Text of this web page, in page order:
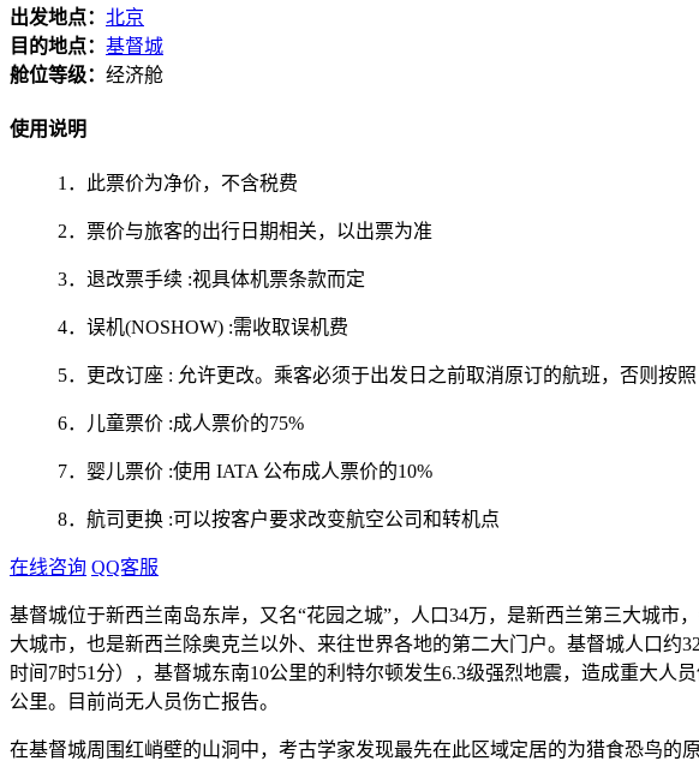
出发地点： 北京
目的地点： 基督城
舱位等级： 经济舱
使用说明
1．此票价为净价，不含税费
2．票价与旅客的出行日期相关，以出票为准
3．退改票手续 :视具体机票条款而定
4．误机(NOSHOW) :需收取误机费
5．更改订座 : 允许更改。乘客必须于出发日之前取消原订的航班，否则按
6．儿童票价 :成人票价的75%
7．婴儿票价 :使用 IATA 公布成人票价的10%
8．航司更换 :可以按客户要求改变航空公司和转机点
在线咨询 QQ客服
基督城位于新西兰南岛东岸，又名“花园之城”，人口34万，是新西兰第三大城市
大城市，也是新西兰除奥克兰以外、来往世界各地的第二大门户。基督城人口约
时间7时51分），基督城东南10公里的利特尔顿发生6.3级强烈地震，造成重大
公里。目前尚无人员伤亡报告。
在基督城周围红峭壁的山洞中，考古学家发现最先在此区域定居的为猎食恐鸟的